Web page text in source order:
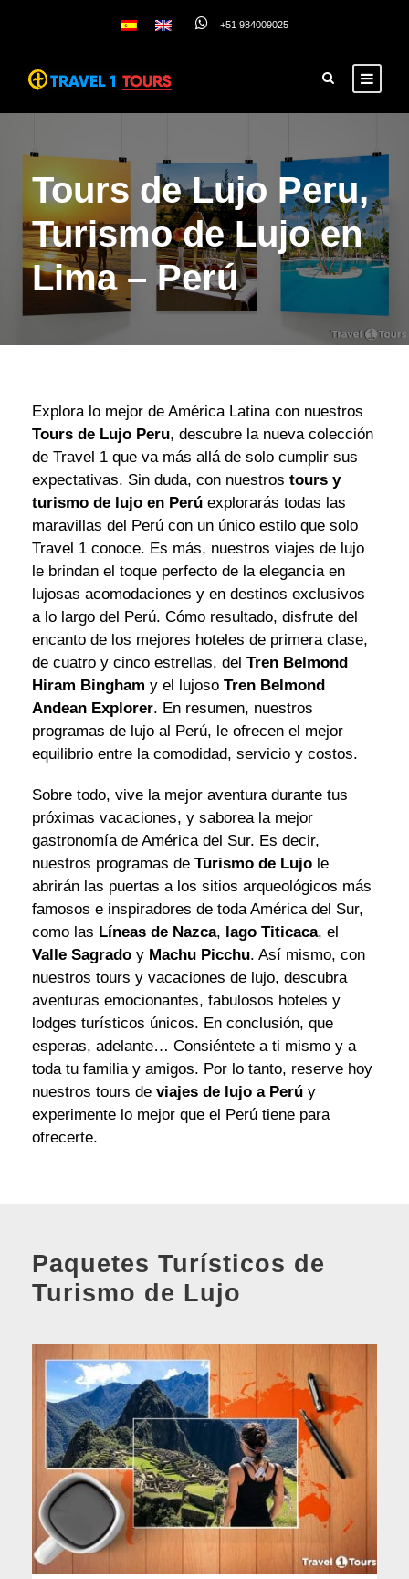
+51 984009025
Tours de Lujo Peru,
Turismo de Lujo en
Lima – Perú
Explora lo mejor de América Latina con nuestros
Tours de Lujo Peru, descubre la nueva colección
de Travel 1 que va más allá de solo cumplir sus
expectativas. Sin duda, con nuestros tours y
turismo de lujo en Perú explorarás todas las
maravillas del Perú con un único estilo que solo
Travel 1 conoce. Es más, nuestros viajes de lujo
le brindan el toque perfecto de la elegancia en
lujosas acomodaciones y en destinos exclusivos
a lo largo del Perú. Cómo resultado, disfrute del
encanto de los mejores hoteles de primera clase,
de cuatro y cinco estrellas, del Tren Belmond
Hiram Bingham y el lujoso Tren Belmond
Andean Explorer. En resumen, nuestros
programas de lujo al Perú, le ofrecen el mejor
equilibrio entre la comodidad, servicio y costos.
Sobre todo, vive la mejor aventura durante tus
próximas vacaciones, y saborea la mejor
gastronomía de América del Sur. Es decir,
nuestros programas de Turismo de Lujo le
abrirán las puertas a los sitios arqueológicos más
famosos e inspiradores de toda América del Sur,
como las Líneas de Nazca, lago Titicaca, el
Valle Sagrado y Machu Picchu. Así mismo, con
nuestros tours y vacaciones de lujo, descubra
aventuras emocionantes, fabulosos hoteles y
lodges turísticos únicos. En conclusión, que
esperas, adelante… Consiéntete a ti mismo y a
toda tu familia y amigos. Por lo tanto, reserve hoy
nuestros tours de viajes de lujo a Perú y
experimente lo mejor que el Perú tiene para
ofrecerte.
Paquetes Turísticos de
Turismo de Lujo